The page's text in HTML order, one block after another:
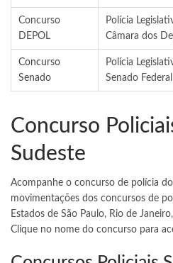
Concurso
DEPOL
Polícia
Câmara dos
Concurso
Senado
Polícia
Senado Federal
Concurso
Sudeste
Acompanhe o concurso de polícia
movimentações dos concursos de
Estados de São Paulo, Rio de
Clique no nome do concurso para